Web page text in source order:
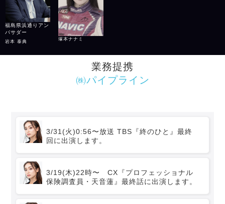
福島県浜通りアン
バサダー
岩本 泰典 塚本ナナミ
業務提携
㈱パイプライン
3/31(火)0:56〜放送 TBS『終のひと』最終
回に出演します。
3/19(木)22時〜 CX『プロフェッショナル
保険調査員・天音蓮』最終話に出演します。